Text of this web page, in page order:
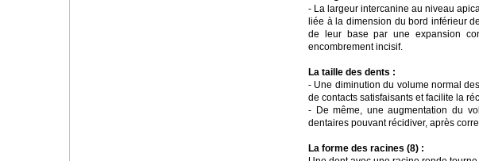
- La largeur intercanine au niveau
liée à la dimension du bord inférieur
de leur base par une expansion
encombrement incisif.
La taille des dents :
- Une diminution du volume normal
de contacts satisfaisants et facilite la
- De même, une augmentation du
dentaires pouvant récidiver, après
La forme des racines (8) :